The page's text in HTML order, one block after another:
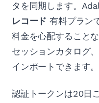
タを同期します。
レコード 有料プラン
料金を心配すること
セッションカタログ
インポートできます。
認証トークンは20日